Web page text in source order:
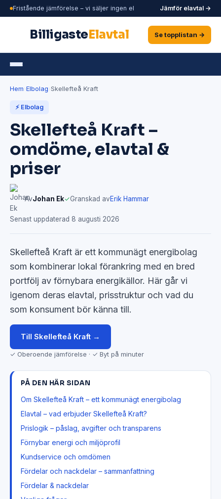
Fristående jämförelse – vi säljer ingen el Jämför elavtal →
BilligasteElavtal Se topplistan →
Hem Elbolag Skellefteå Kraft
⚡ Elbolag
Skellefteå Kraft –
omdöme, elavtal &
priser
AvJohan Ek✓Granskad avErik Hammar
Senast uppdaterad 8 augusti 2026
Skellefteå Kraft är ett kommunägt energibolag
som kombinerar lokal förankring med en bred
portfölj av förnybara energikällor. Här går vi
igenom deras elavtal, prisstruktur och vad du
som konsument bör känna till.
Till Skellefteå Kraft →
✓ Oberoende jämförelse · ✓ Byt på minuter
PÅ DEN HÄR SIDAN
Om Skellefteå Kraft – ett kommunägt energibolag
Elavtal – vad erbjuder Skellefteå Kraft?
Prislogik – påslag, avgifter och transparens
Förnybar energi och miljöprofil
Kundservice och omdömen
Fördelar och nackdelar – sammanfattning
Fördelar & nackdelar